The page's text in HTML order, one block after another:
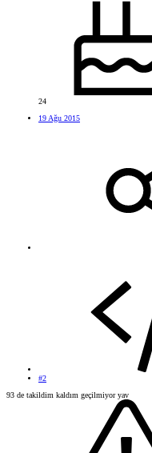
24
19 Ağu 2015
#2
93 de takildim kaldım geçilmiyor yav